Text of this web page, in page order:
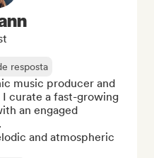
resposta
music producer and
I curate a fast-growing
an engaged
and atmospheric